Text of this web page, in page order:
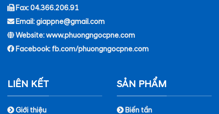
Fax: 04.366.206.91
Email: giappne@gmail.com
Website: www.phuongngocpne.com
Facebook: fb.com/phuongngocpne.com
LIÊN KẾT
Giới thiệu
SẢN PHẨM
Biến tần